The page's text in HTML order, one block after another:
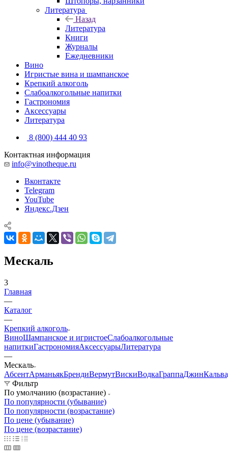
Литература
Назад
Литература
Книги
Журналы
Ежедневники
Вино
Игристые вина и шампанское
Крепкий алкоголь
Слабоалкогольные напитки
Гастрономия
Аксессуары
Литература
8 (800) 444 40 93
Контактная информация
info@vinotheque.ru
Вконтакте
Telegram
YouTube
Яндекс.Дзен
Мескаль
3
Главная
—
Каталог
—
Крепкий алкоголь
ВиноШампанское и игристоеСлабоалкогольные
напиткиГастрономияАксессуарыЛитература
—
Мескаль
АбсентАрманьякБрендиВермутВискиВодкаГраппаДжин
Фильтр
По умолчанию (возрастание)
По популярности (убывание)
По популярности (возрастание)
По цене (убывание)
По цене (возрастание)